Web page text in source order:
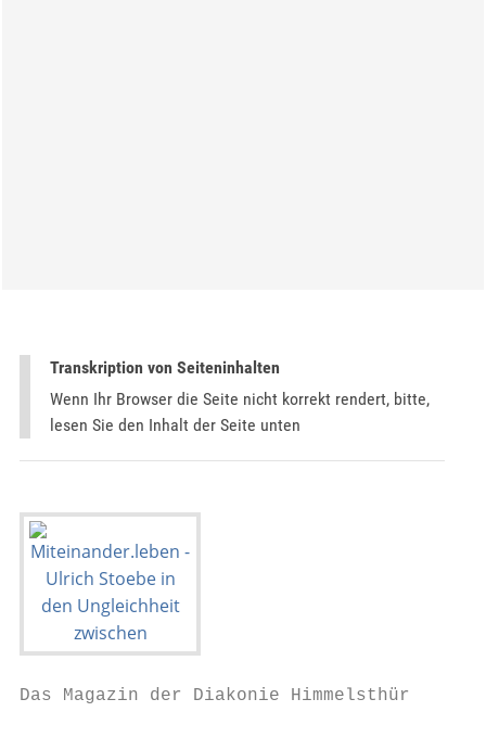
Transkription von Seiteninhalten
Wenn Ihr Browser die Seite nicht korrekt rendert, bitte,
lesen Sie den Inhalt der Seite unten
Das Magazin der Diakonie Himmelsthür